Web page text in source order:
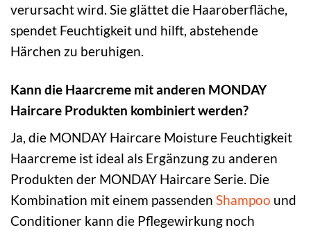
verursacht wird. Sie glättet die Haaroberfläche,
spendet Feuchtigkeit und hilft, abstehende
Härchen zu beruhigen.
Kann die Haarcreme mit anderen MONDAY
Haircare Produkten kombiniert werden?
Ja, die MONDAY Haircare Moisture Feuchtigkeit
Haarcreme ist ideal als Ergänzung zu anderen
Produkten der MONDAY Haircare Serie. Die
Kombination mit einem passenden Shampoo und
Conditioner kann die Pflegewirkung noch